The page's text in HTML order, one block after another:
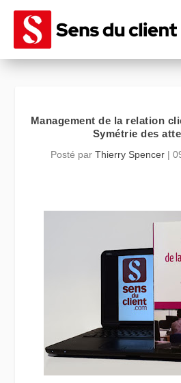
Management de la relation
Symétrie des
Posté par Thierry Spencer|